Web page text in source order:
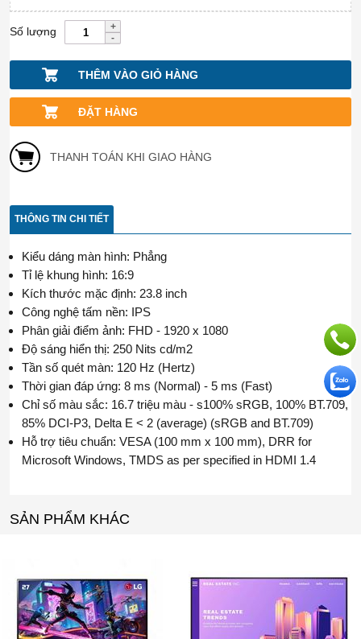
Số lượng
THÊM VÀO GIỎ HÀNG
ĐẶT HÀNG
THANH TOÁN KHI GIAO HÀNG
THÔNG TIN CHI TIẾT
Kiểu dáng màn hình: Phẳng
Tỉ lệ khung hình: 16:9
Kích thước mặc định: 23.8 inch
Công nghệ tấm nền: IPS
Phân giải điểm ảnh: FHD - 1920 x 1080
Độ sáng hiển thị: 250 Nits cd/m2
Tần số quét màn: 120 Hz (Hertz)
Thời gian đáp ứng: 8 ms (Normal) - 5 ms (Fast)
Chỉ số màu sắc: 16.7 triệu màu - s100% sRGB, 100% BT.709,
85% DCI-P3, Delta E < 2 (average) (sRGB and BT.709)
Hỗ trợ tiêu chuẩn: VESA (100 mm x 100 mm), DRR for
Microsoft Windows, TMDS as per specified in HDMI 1.4
SẢN PHẨM KHÁC